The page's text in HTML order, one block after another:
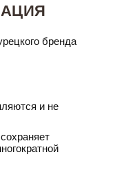
бренда
и не